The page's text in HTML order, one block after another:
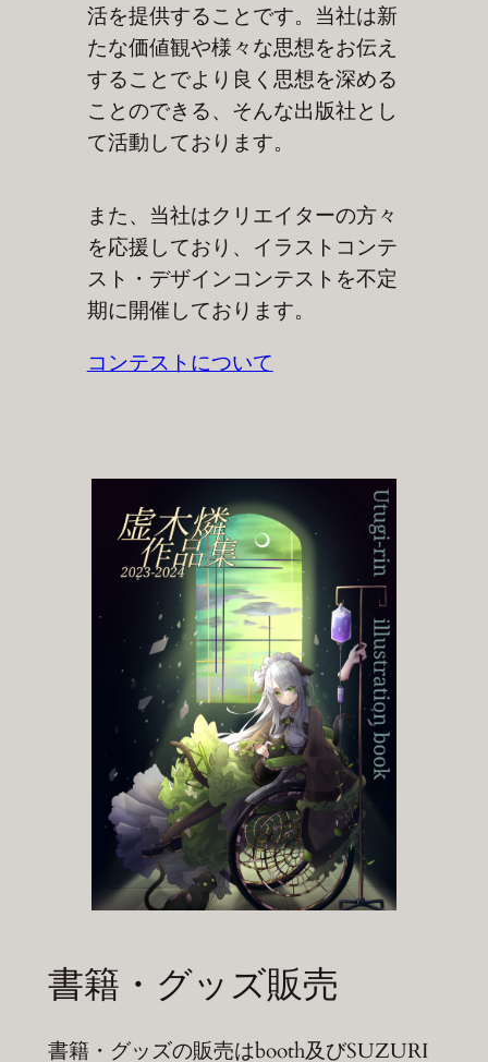
活を提供することです。当社は新
たな価値観や様々な思想をお伝え
することでより良く思想を深める
ことのできる、そんな出版社とし
て活動しております。
また、当社はクリエイターの方々
を応援しており、イラストコンテ
スト・デザインコンテストを不定
期に開催しております。
コンテストについて
書籍・グッズ販売
書籍・グッズの販売はbooth及びSUZURI